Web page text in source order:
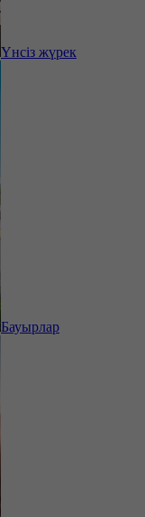
Үнсіз жүрек
Бауырлар